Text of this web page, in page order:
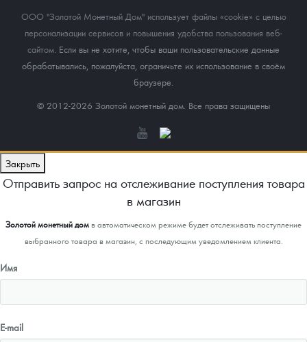
ООО "Золотой Монетный Дом" использует файлы «cookie» с целью
персонализации сервисов и повышения удобства пользования веб-
сайтом . Если вы не хотите, чтобы ваши пользовательские данные
обрабатывались, пожалуйста, ограничьте их использование в своём
браузере.
© 2012-2026 Золотой монетный дом. Все права защищены
Закрыть
Отправить запрос на отслеживание поступления товара
в магазин
Золотой монетный домв автоматическом режиме будет отслеживать поступление
выбранного товара в магазин, с последующим уведомлением клиента.
Имя
E-mail